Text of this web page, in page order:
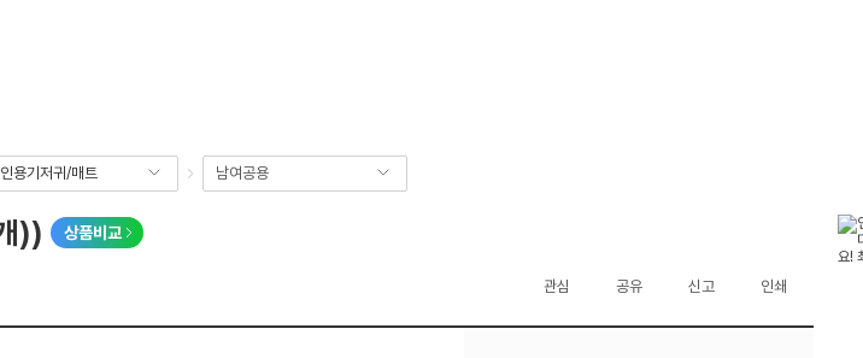
용기저귀/매트 남여공용
)) 상품비교
관심 공유 신고 인쇄